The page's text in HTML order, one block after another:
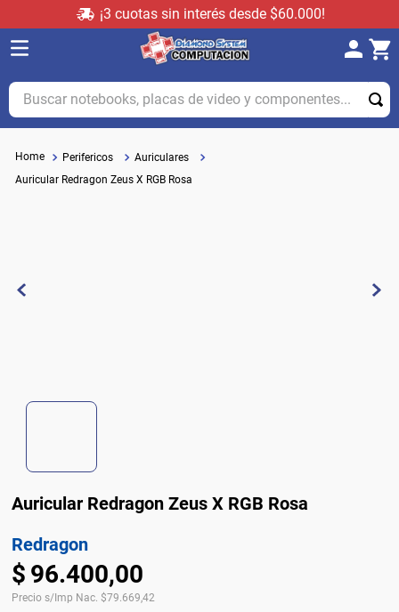
¡3 cuotas sin interés desde $60.000!
Buscar notebooks, placas de video y componentes...
Perifericos
Auriculares
Auricular Redragon Zeus X RGB Rosa
Auricular Redragon Zeus X RGB Rosa
Redragon
$ 96.400,00
Precio s/Imp Nac. $79.669,42